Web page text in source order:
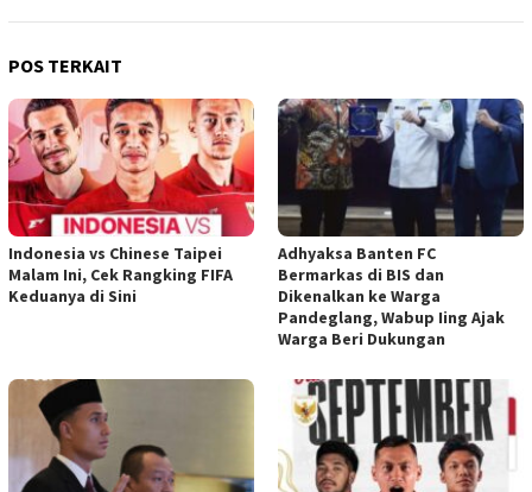
POS TERKAIT
Indonesia vs Chinese Taipei
Malam Ini, Cek Rangking FIFA
Keduanya di Sini
Adhyaksa Banten FC
Bermarkas di BIS dan
Dikenalkan ke Warga
Pandeglang, Wabup Iing Ajak
Warga Beri Dukungan